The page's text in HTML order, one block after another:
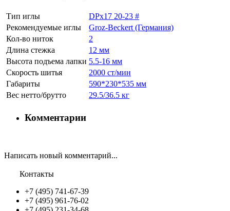
Тип иглы
DPx17 20-23 #
Рекомендуемые иглы
Groz-Beckert (Германия)
Кол-во ниток
2
Длина стежка
12 мм
Высота подъема лапки 5.5-16 мм
Скорость шитья
2000 ст/мин
Габариты
590*230*535 мм
Вес нетто/брутто
29.5/36.5 кг
Комментарии
Написать новый комментарий...
Контакты
+7 (495) 741-67-39
+7 (495) 961-76-02